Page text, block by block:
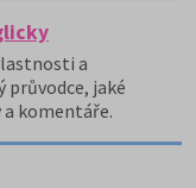
a
jaké
komentáře.